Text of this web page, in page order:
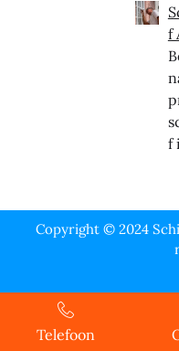
f
f
Copyright © 2024
Telefoon